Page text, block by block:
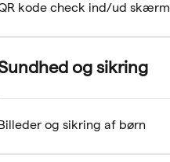
kode check ind/ud skærm
og sikring
og sikring af børn